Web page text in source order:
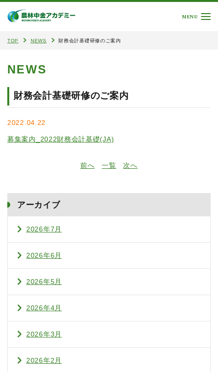
MENU
TOP NEWS 財務会計基礎研修のご案内
NEWS
財務会計基礎研修のご案内
2022.04.22
募集案内_2022財務会計基礎(JA)
前へ 一覧 次へ
アーカイブ
2026年7月
2026年6月
2026年5月
2026年4月
2026年3月
2026年2月